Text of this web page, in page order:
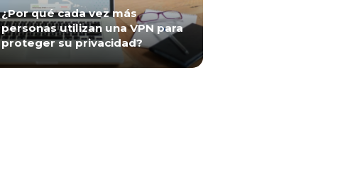
¿Por qué cada vez más
personas utilizan una VPN para
proteger su privacidad?